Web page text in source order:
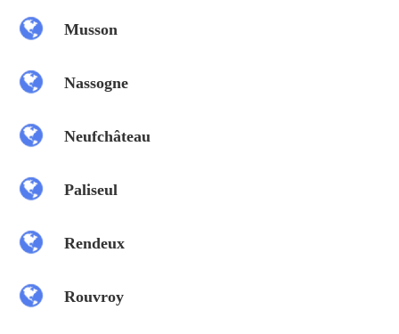
Musson
Nassogne
Neufchâteau
Paliseul
Rendeux
Rouvroy